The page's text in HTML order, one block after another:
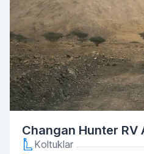
Changan Hunter RV
Koltuklar